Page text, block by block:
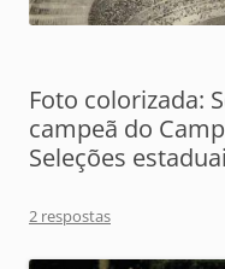
Foto colorizada:
campeã do
Seleções
2 respostas